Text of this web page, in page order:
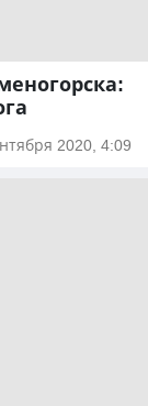
2020, 4:09